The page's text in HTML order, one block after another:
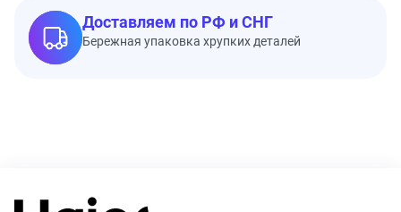
Доставляем по РФ и СНГ
Бережная упаковка хрупких деталей